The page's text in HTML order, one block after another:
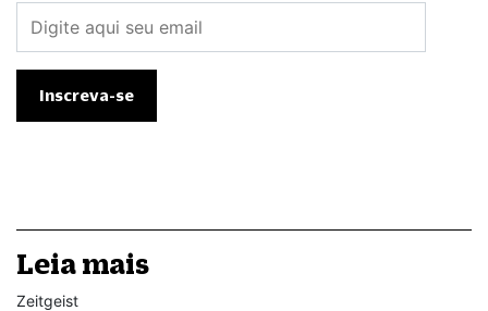
Leia mais
Zeitgeist